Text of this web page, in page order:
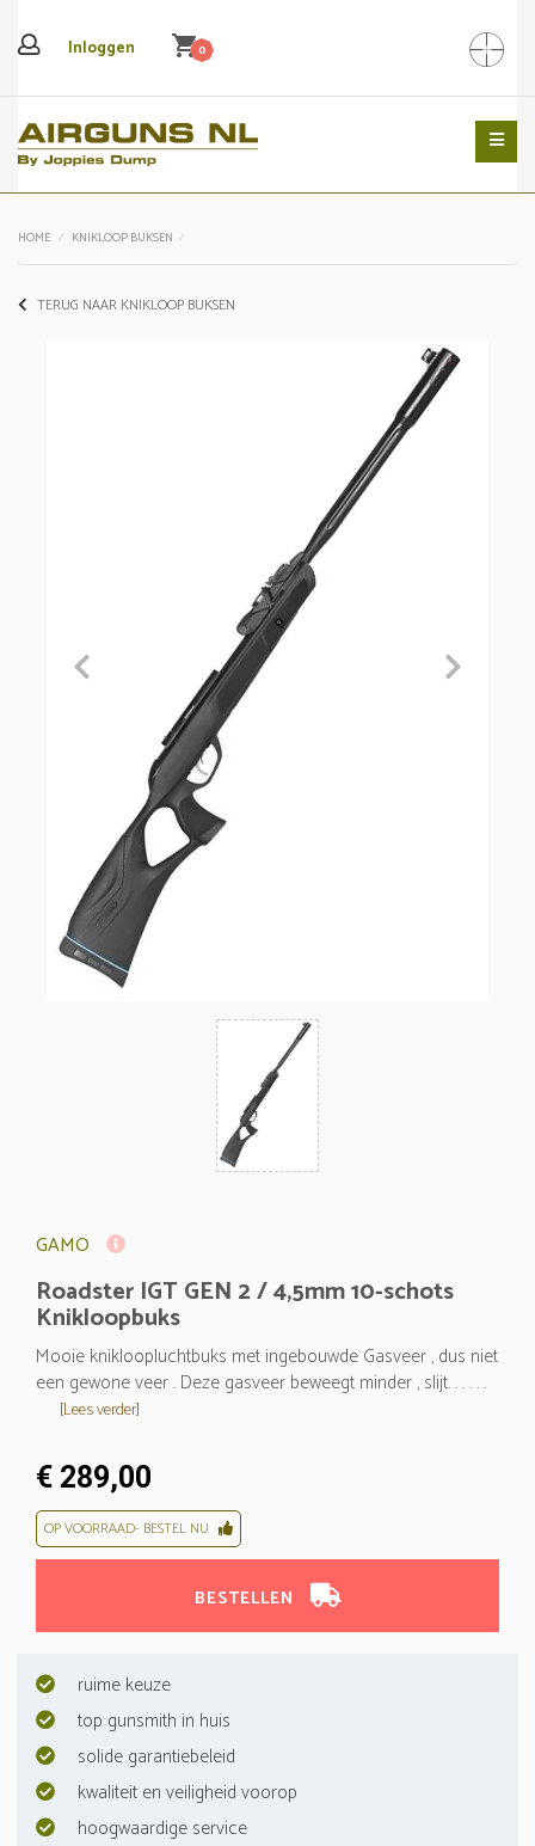
Inloggen shopping_cart0 Search
HOME KNIKLOOP BUKSEN
TERUG NAAR KNIKLOOP BUKSEN
GAMO
Roadster IGT GEN 2 / 4,5mm 10-schots
Knikloopbuks
Mooie knikloopluchtbuks met ingebouwde Gasveer , dus niet
een gewone veer . Deze gasveer beweegt minder , slijt. . . . . .
[Lees verder]
€ 289,00
OP VOORRAAD- BESTEL NU
BESTELLEN
ruime keuze
top gunsmith in huis
solide garantiebeleid
kwaliteit en veiligheid voorop
hoogwaardige service